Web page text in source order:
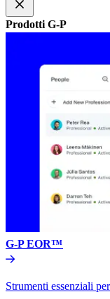
Prodotti G-P​​
G-P EOR™​​
Strumenti essenziali